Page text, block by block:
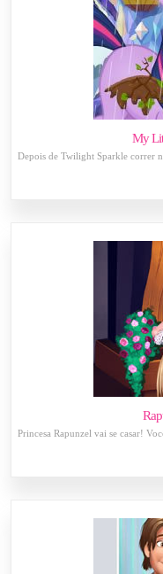
My
Depois de Twilight Sparkle correr
Princesa Rapunzel vai se casar!